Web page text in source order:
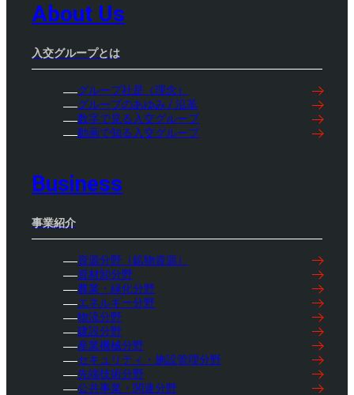
About Us
入交グループとは
グループ社是（理念）
グループのあゆみ / 沿革
数字で見る入交グループ
動画で知る入交グループ
Business
事業紹介
資源分野（鉱物資源）
資材卸分野
農業・緑化分野
エネルギー分野
物流分野
建設分野
産業機械分野
セキュリティ・施設管理分野
先端技術分野
公共事業・関連分野